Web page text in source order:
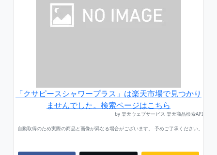
「クサピースシャワープラス」は楽天市場で見つかり
ませんでした。検索ページはこちら
by 楽天ウェブサービス 楽天商品検索API
自動取得のため実際の商品と画像が異なる場合がございます。 予めご了承ください。